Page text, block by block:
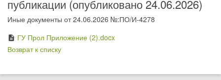
публикации (опубликовано 24.06.2026)
Иные документы от 24.06.2026 №:ПО/И-4278
description ГУ Прол Приложение (2).docx
Возврат к списку